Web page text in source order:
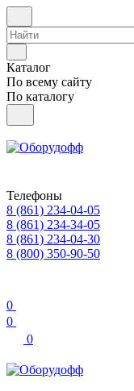
Каталог
По всему сайту
По каталогу
Телефоны
8 (861) 234-04-05
8 (861) 234-34-05
8 (861) 234-04-30
8 (800) 350-90-50
0
0
0